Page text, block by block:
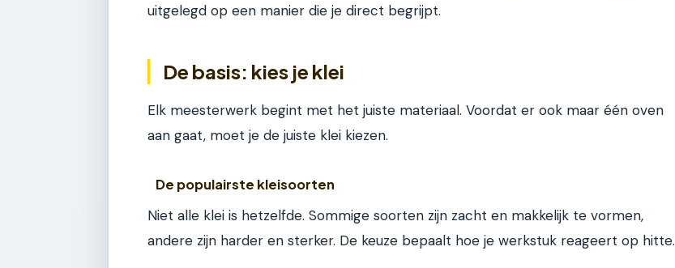
uitgelegd op een manier die je direct begrijpt.
De basis: kies je klei
Elk meesterwerk begint met het juiste materiaal. Voordat er ook maar één oven
aan gaat, moet je de juiste klei kiezen.
De populairste kleisoorten
Niet alle klei is hetzelfde. Sommige soorten zijn zacht en makkelijk te vormen,
andere zijn harder en sterker. De keuze bepaalt hoe je werkstuk reageert op hitte.